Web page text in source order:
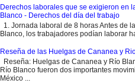
Derechos laborales que se exigieron en
Blanco - Derechos del día del trabajo
1. Jornada laboral de 8 horas Antes de
Blanco, los trabajadores podían laborar
Reseña de las Huelgas de Cananea y
Reseña: Huelgas de Cananea y Río
Río Blanco fueron dos importantes
México ...